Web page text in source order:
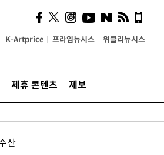
K-Artprice 프라임뉴시스 위클리뉴시스
제휴 콘텐츠 제보
산
사이 해답 찾았죠"…알을
깨고 나온 '초자아'